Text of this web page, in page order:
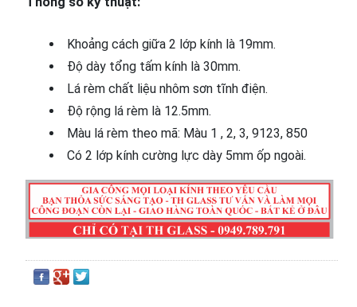
Khoảng cách giữa 2 lớp kính là 19mm.
Độ dày tổng tấm kính là 30mm.
Lá rèm chất liệu nhôm sơn tĩnh điện.
Độ rộng lá rèm là 12.5mm.
Màu lá rèm theo mã: Màu 1 , 2, 3, 9123, 850
Có 2 lớp kính cường lực dày 5mm ốp ngoài.